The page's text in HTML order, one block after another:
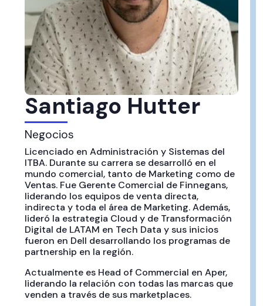
Santiago Hutter
Negocios
Licenciado en Administración y Sistemas del
ITBA. Durante su carrera se desarrolló en el
mundo comercial, tanto de Marketing como de
Ventas. Fue Gerente Comercial de Finnegans,
liderando los equipos de venta directa,
indirecta y toda el área de Marketing. Además,
lideró la estrategia Cloud y de Transformación
Digital de LATAM en Tech Data y sus inicios
fueron en Dell desarrollando los programas de
partnership en la región.
Actualmente es Head of Commercial en Aper,
liderando la relación con todas las marcas que
venden a través de sus marketplaces.